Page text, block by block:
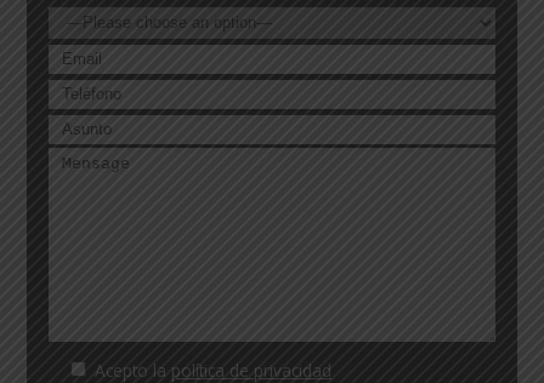
Acepto la política de privacidad